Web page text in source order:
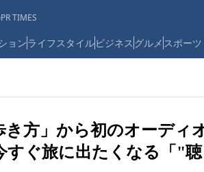
TIMES
ョンライフスタイルビジネス グルメ スポーツ
き方」から初のオーデ
すぐ旅に出たくなる「"